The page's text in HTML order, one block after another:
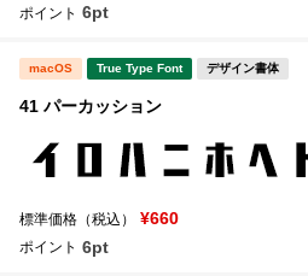
ポイント 6pt
macOS True Type Font デザイン書体
41 パーカッション
標準価格（税込） ¥660
ポイント 6pt